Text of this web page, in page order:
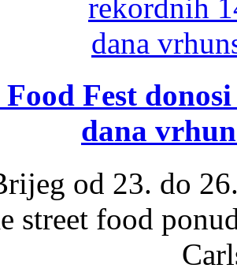
Food Fest
dana
od 23. do
street food